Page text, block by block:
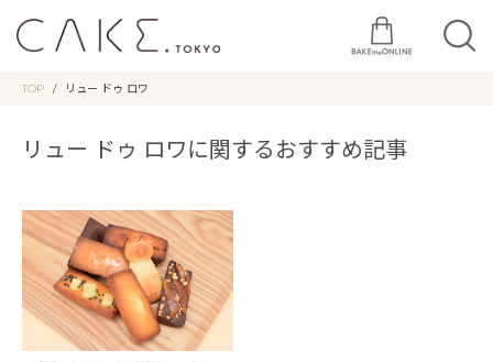
TOP リュー ドゥ ロワ
リュー ドゥ ロワに関するおすすめ記事